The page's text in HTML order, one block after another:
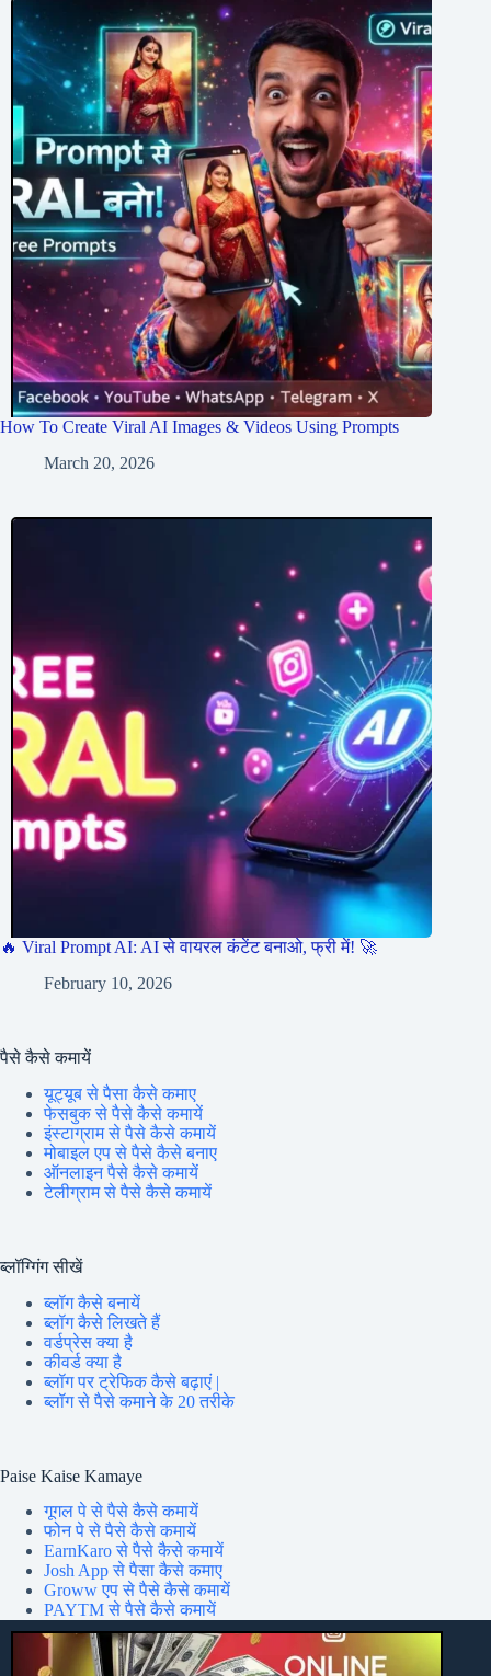
How To Create Viral AI Images & Videos Using Prompts
March 20, 2026
🔥 Viral Prompt AI: AI से वायरल कंटेंट बनाओ, फ्री में! 🚀
February 10, 2026
पैसे कैसे कमायें
यूट्यूब से पैसा कैसे कमाए
फेसबुक से पैसे कैसे कमायें
इंस्टाग्राम से पैसे कैसे कमायें
मोबाइल एप से पैसे कैसे बनाए
ऑनलाइन पैसे कैसे कमायें
टेलीग्राम से पैसे कैसे कमायें
ब्लॉग्गिंग सीखें
ब्लॉग कैसे बनायें
ब्लॉग कैसे लिखते हैं
वर्डप्रेस क्या है
कीवर्ड क्या है
ब्लॉग पर ट्रेफिक कैसे बढ़ाएं |
ब्लॉग से पैसे कमाने के 20 तरीके
Paise Kaise Kamaye
गूगल पे से पैसे कैसे कमायें
फोन पे से पैसे कैसे कमायें
EarnKaro से पैसे कैसे कमायें
Josh App से पैसा कैसे कमाए
Groww एप से पैसे कैसे कमायें
PAYTM से पैसे कैसे कमायें